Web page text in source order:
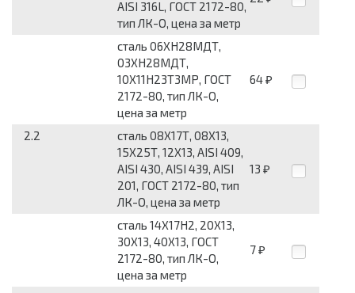
AISI 316L, ГОСТ 2172-80,
тип ЛК-О, цена за метр
сталь 06ХН28МДТ,
03ХН28МДТ,
10Х11Н23Т3МР, ГОСТ
2172-80, тип ЛК-О,
цена за метр
64 ₽
2.2
сталь 08Х17Т, 08Х13,
15Х25Т, 12Х13, AISI 409,
AISI 430, AISI 439, AISI
201, ГОСТ 2172-80, тип
ЛК-О, цена за метр
13 ₽
сталь 14Х17Н2, 20Х13,
30Х13, 40Х13, ГОСТ
2172-80, тип ЛК-О,
цена за метр
7 ₽